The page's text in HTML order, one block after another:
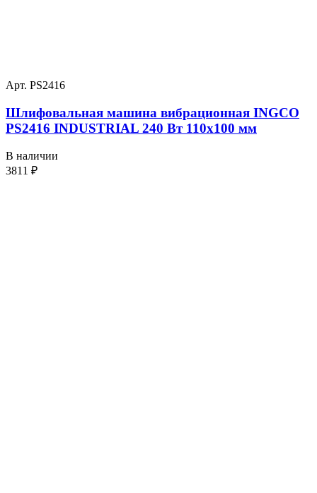
Арт. PS2416
Шлифовальная машина вибрационная INGCO
PS2416 INDUSTRIAL 240 Вт 110х100 мм
В наличии
3811 ₽